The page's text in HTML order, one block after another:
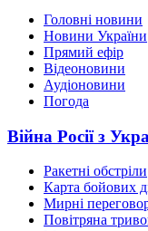
Головні новини
Новини України
Прямий ефір
Відеоновини
Аудіоновини
Погода
Війна Росії з
Ракетні обстріли
Карта бойових
Мирні
Повітряна